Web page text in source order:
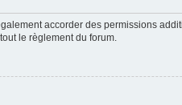
accorder des permissions
le règlement du forum.